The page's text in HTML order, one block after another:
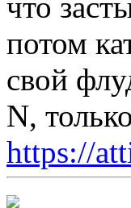
потом
свой
N,
https://